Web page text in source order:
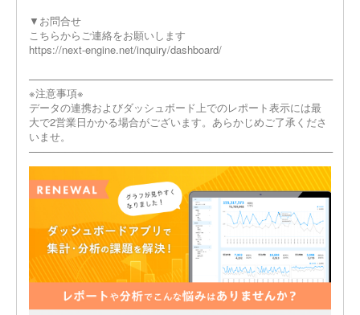
▼お問合せ
こちらからご連絡をお願いします
https://next-engine.net/inquiry/dashboard/
──────────────────────────────────────────
※注意事項※
データの連携およびダッシュボード上でのレポート表示には最
大で2営業日かかる場合がございます。あらかじめご了承くださ
いませ。
──────────────────────────────────────────